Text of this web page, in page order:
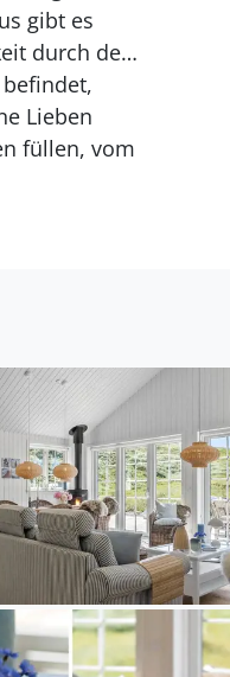
gibt es
durch den
Lieben
füllen, vom
des
Die
Küche und
rein und
mit Dusche
und der
und